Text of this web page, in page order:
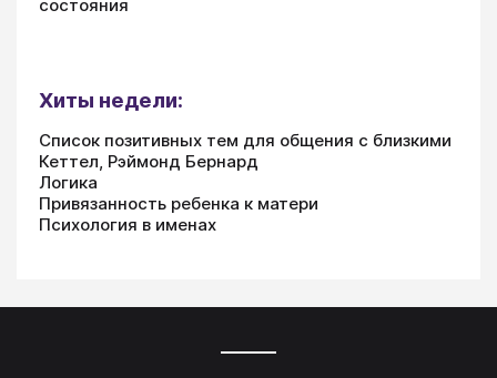
состояния
Хиты недели:
Список позитивных тем для общения с близкими
Кеттел, Рэймонд Бернард
Логика
Привязанность ребенка к матери
Психология в именах